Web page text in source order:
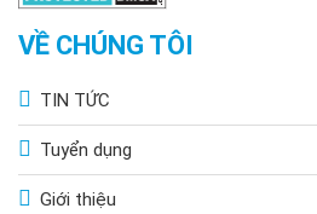
VỀ CHÚNG TÔI
TIN TỨC
Tuyển dụng
Giới thiệu